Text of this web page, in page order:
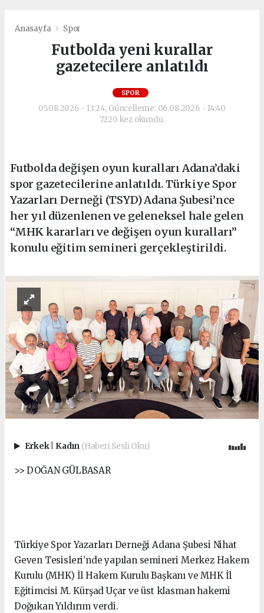
Anasayfa Spor
Futbolda yeni kurallar
gazetecilere anlatıldı
SPOR
05.08.2026 - 13:24, Güncelleme: 06.08.2026 - 14:40
7220 kez okundu.
Futbolda değişen oyun kuralları Adana’daki
spor gazetecilerine anlatıldı. Türkiye Spor
Yazarları Derneği (TSYD) Adana Şubesi’nce
her yıl düzenlenen ve geleneksel hale gelen
“MHK kararları ve değişen oyun kuralları”
konulu eğitim semineri gerçekleştirildi.
Erkek Kadın (Haberi Sesli Oku)
>> DOĞAN GÜLBASAR
Türkiye Spor Yazarları Derneği Adana Şubesi Nihat
Geven Tesisleri’nde yapılan semineri Merkez Hakem
Kurulu (MHK) İl Hakem Kurulu Başkanı ve MHK İl
Eğitimcisi M. Kürşad Uçar ve üst klasman hakemi
Doğukan Yıldırım verdi.